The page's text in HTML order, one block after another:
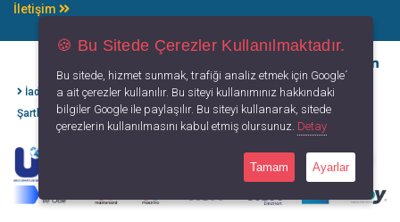
İletişim
İade İptal
Şartları
Kişisel Verilerin
Korunması
Gizlilik
Politikası
Kullanım
Koşulları
🍪 Bu Sitede Çerezler Kullanılmaktadır.
Bu sitede, hizmet sunmak, trafiği analiz etmek için Google´
a ait çerezler kullanılır. Bu siteyi kullanımınız hakkındaki
bilgiler Google ile paylaşılır. Bu siteyi kullanarak, sitede
çerezlerin kullanılmasını kabul etmiş olursunuz. Detay
Tamam Ayarlar